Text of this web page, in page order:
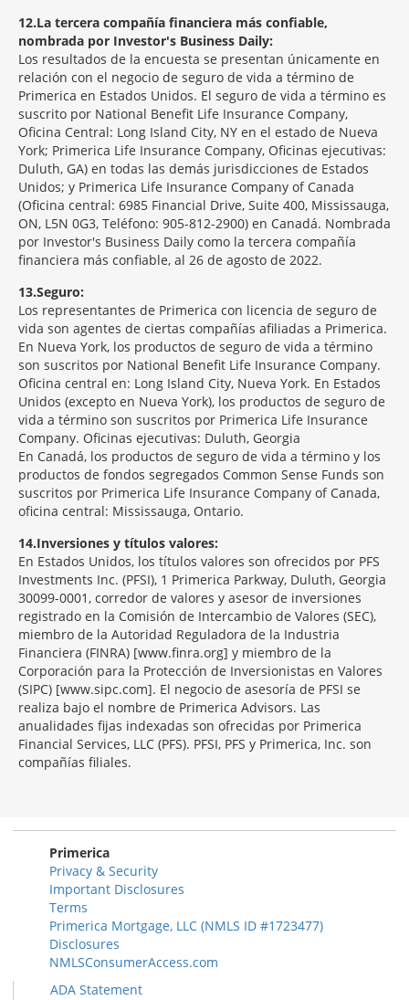
12 La tercera compañía financiera más confiable,
nombrada por Investor's Business Daily:
Los resultados de la encuesta se presentan únicamente en
relación con el negocio de seguro de vida a término de
Primerica en Estados Unidos. El seguro de vida a término es
suscrito por National Benefit Life Insurance Company,
Oficina Central: Long Island City, NY en el estado de Nueva
York; Primerica Life Insurance Company, Oficinas ejecutivas:
Duluth, GA) en todas las demás jurisdicciones de Estados
Unidos; y Primerica Life Insurance Company of Canada
(Oficina central: 6985 Financial Drive, Suite 400, Mississauga,
ON, L5N 0G3, Teléfono: 905-812-2900) en Canadá. Nombrada
por Investor's Business Daily como la tercera compañía
financiera más confiable, al 26 de agosto de 2022.
13 Seguro:
Los representantes de Primerica con licencia de seguro de
vida son agentes de ciertas compañías afiliadas a Primerica.
En Nueva York, los productos de seguro de vida a término
son suscritos por National Benefit Life Insurance Company.
Oficina central en: Long Island City, Nueva York. En Estados
Unidos (excepto en Nueva York), los productos de seguro de
vida a término son suscritos por Primerica Life Insurance
Company. Oficinas ejecutivas: Duluth, Georgia
En Canadá, los productos de seguro de vida a término y los
productos de fondos segregados Common Sense Funds son
suscritos por Primerica Life Insurance Company of Canada,
oficina central: Mississauga, Ontario.
14 Inversiones y títulos valores:
En Estados Unidos, los títulos valores son ofrecidos por PFS
Investments Inc. (PFSI), 1 Primerica Parkway, Duluth, Georgia
30099-0001, corredor de valores y asesor de inversiones
registrado en la Comisión de Intercambio de Valores (SEC),
miembro de la Autoridad Reguladora de la Industria
Financiera (FINRA) [www.finra.org] y miembro de la
Corporación para la Protección de Inversionistas en Valores
(SIPC) [www.sipc.com]. El negocio de asesoría de PFSI se
realiza bajo el nombre de Primerica Advisors. Las
anualidades fijas indexadas son ofrecidas por Primerica
Financial Services, LLC (PFS). PFSI, PFS y Primerica, Inc. son
compañías filiales.
Primerica
Privacy & Security
Important Disclosures
Terms
Primerica Mortgage, LLC (NMLS ID #1723477)
Disclosures
NMLSConsumerAccess.com
ADA Statement